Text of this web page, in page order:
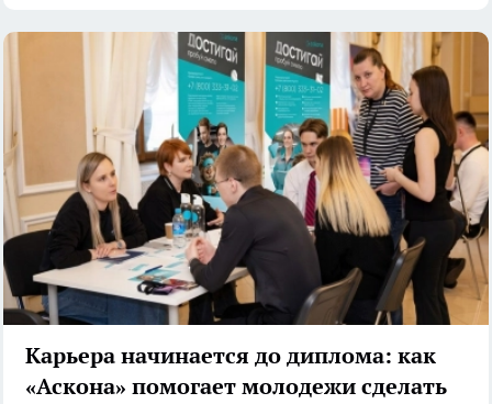
Карьера начинается до диплома: как
«Аскона» помогает молодежи сделать